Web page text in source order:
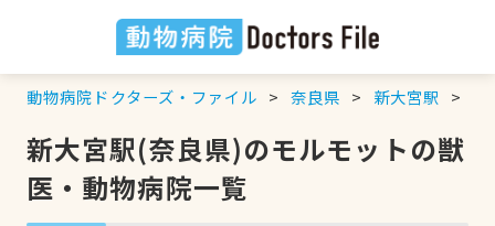
動物病院ドクターズ・ファイル 奈良県 新大宮駅
新大宮駅(奈良県)のモルモットの獣
医・動物病院一覧